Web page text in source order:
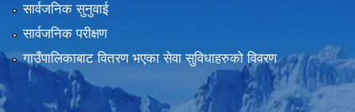
सार्वजनिक सुनुवाई
सार्वजनिक परीक्षण
गाउँपालिकाबाट वितरण भएका सेवा सुविधाहरुको विवरण